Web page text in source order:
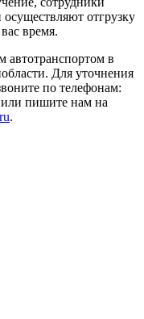
отгрузку
время.
автотранспортом в
Для уточнения
по телефонам:
или пишите нам на
.